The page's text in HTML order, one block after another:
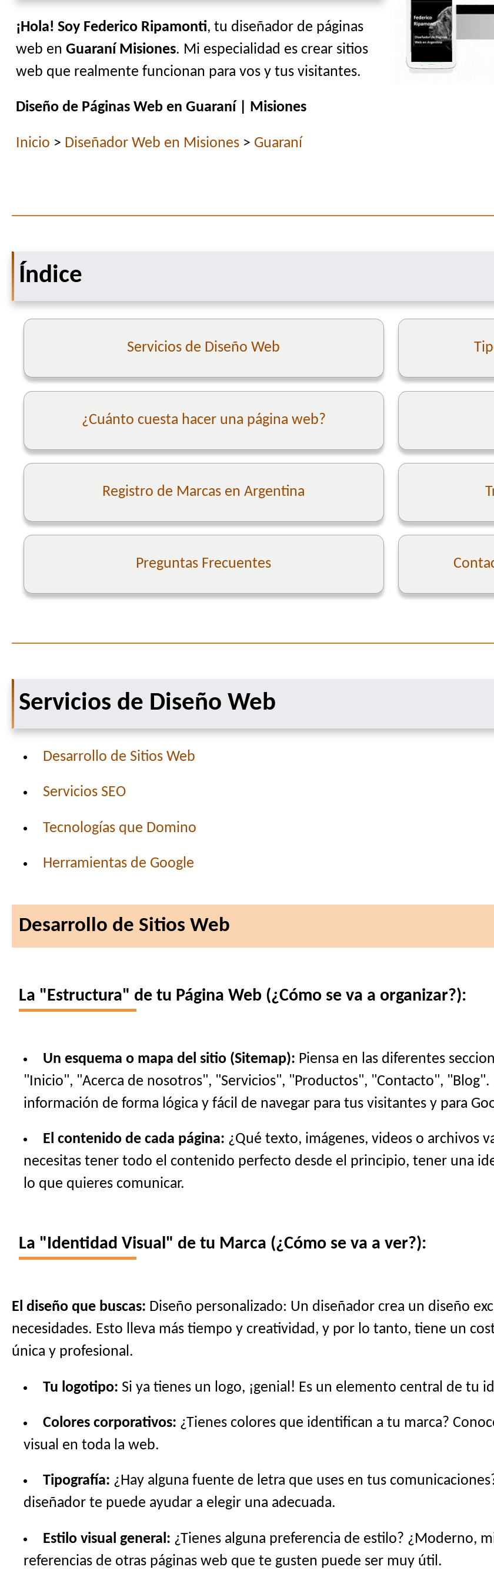
¡Hola! Soy Federico Ripamonti, tu diseñador de páginas
web en Guaraní Misiones. Mi especialidad es crear sitios
web que realmente funcionan para vos y tus visitantes.
Diseño de Páginas Web en Guaraní | Misiones
Inicio > Diseñador Web en Misiones> Guaraní
Índice
Servicios de Diseño Web
¿Cuánto cuesta hacer una página web?
Registro de Marcas en Argentina
Preguntas Frecuentes
Servicios de Diseño Web
Desarrollo de Sitios Web
Servicios SEO
Tecnologías que Domino
Herramientas de Google
Desarrollo de Sitios Web
La "Estructura" de tu Página Web (¿Cómo se va a organizar?):
Un esquema o mapa del sitio (Sitemap): Piensa en las diferentes
"Inicio", "Acerca de nosotros", "Servicios", "Productos", "Contacto", "Blog".
información de forma lógica y fácil de navegar para tus visitantes y para
El contenido de cada página: ¿Qué texto, imágenes, videos o archivos
necesitas tener todo el contenido perfecto desde el principio, tener una
lo que quieres comunicar.
La "Identidad Visual" de tu Marca (¿Cómo se va a ver?):
El diseño que buscas: Diseño personalizado: Un diseñador crea un diseño
necesidades. Esto lleva más tiempo y creatividad, y por lo tanto, tiene un
única y profesional.
Tu logotipo: Si ya tienes un logo, ¡genial! Es un elemento central de tu
Colores corporativos: ¿Tienes colores que identifican a tu marca?
visual en toda la web.
Tipografía: ¿Hay alguna fuente de letra que uses en tus
diseñador te puede ayudar a elegir una adecuada.
Estilo visual general: ¿Tienes alguna preferencia de estilo? ¿Moderno,
referencias de otras páginas web que te gusten puede ser muy útil.